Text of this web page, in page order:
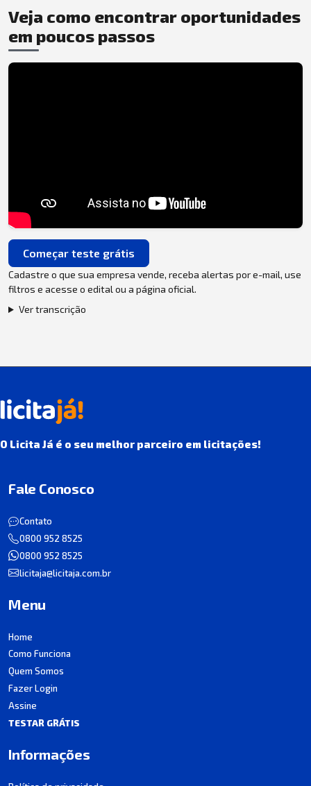
Veja como encontrar oportunidades
em poucos passos
Começar teste grátis
Cadastre o que sua empresa vende, receba alertas por e-mail, use
filtros e acesse o edital ou a página oficial.
Ver transcrição
O Licita Já é o seu melhor parceiro em licitações!
Fale Conosco
Contato
0800 952 8525
0800 952 8525
licitaja@licitaja.com.br
Menu
Home
Como Funciona
Quem Somos
Fazer Login
Assine
TESTAR GRÁTIS
Informações